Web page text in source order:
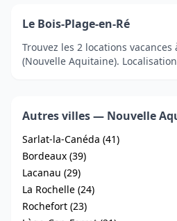
Le Bois-Plage-en-Ré
Trouvez les 2 locations vacances
(Nouvelle Aquitaine).
Autres villes — Nouvelle
Sarlat-la-Canéda (41)
Bordeaux (39)
Lacanau (29)
La Rochelle (24)
Rochefort (23)